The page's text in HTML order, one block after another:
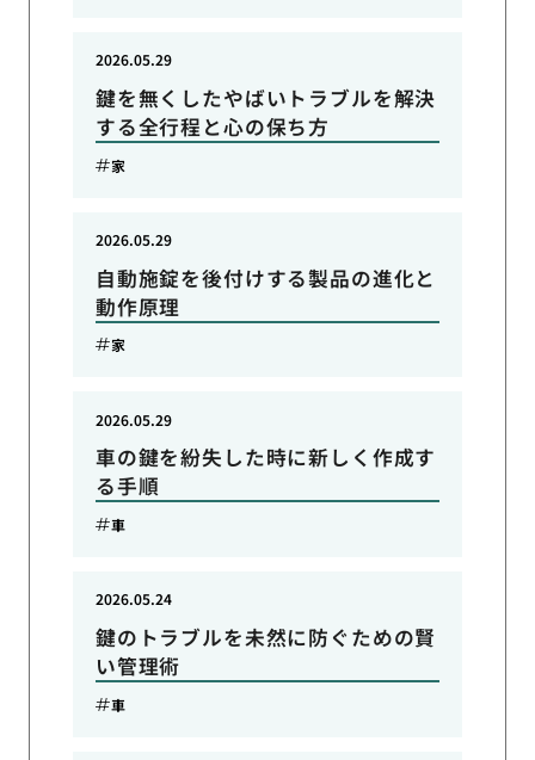
鍵を無くしたやばいトラブルを解決
する全行程と心の保ち方
2026.05.29
家
自動施錠を後付けする製品の進化と
動作原理
2026.05.29
家
車の鍵を紛失した時に新しく作成す
る手順
2026.05.29
車
鍵のトラブルを未然に防ぐための賢
い管理術
2026.05.24
車